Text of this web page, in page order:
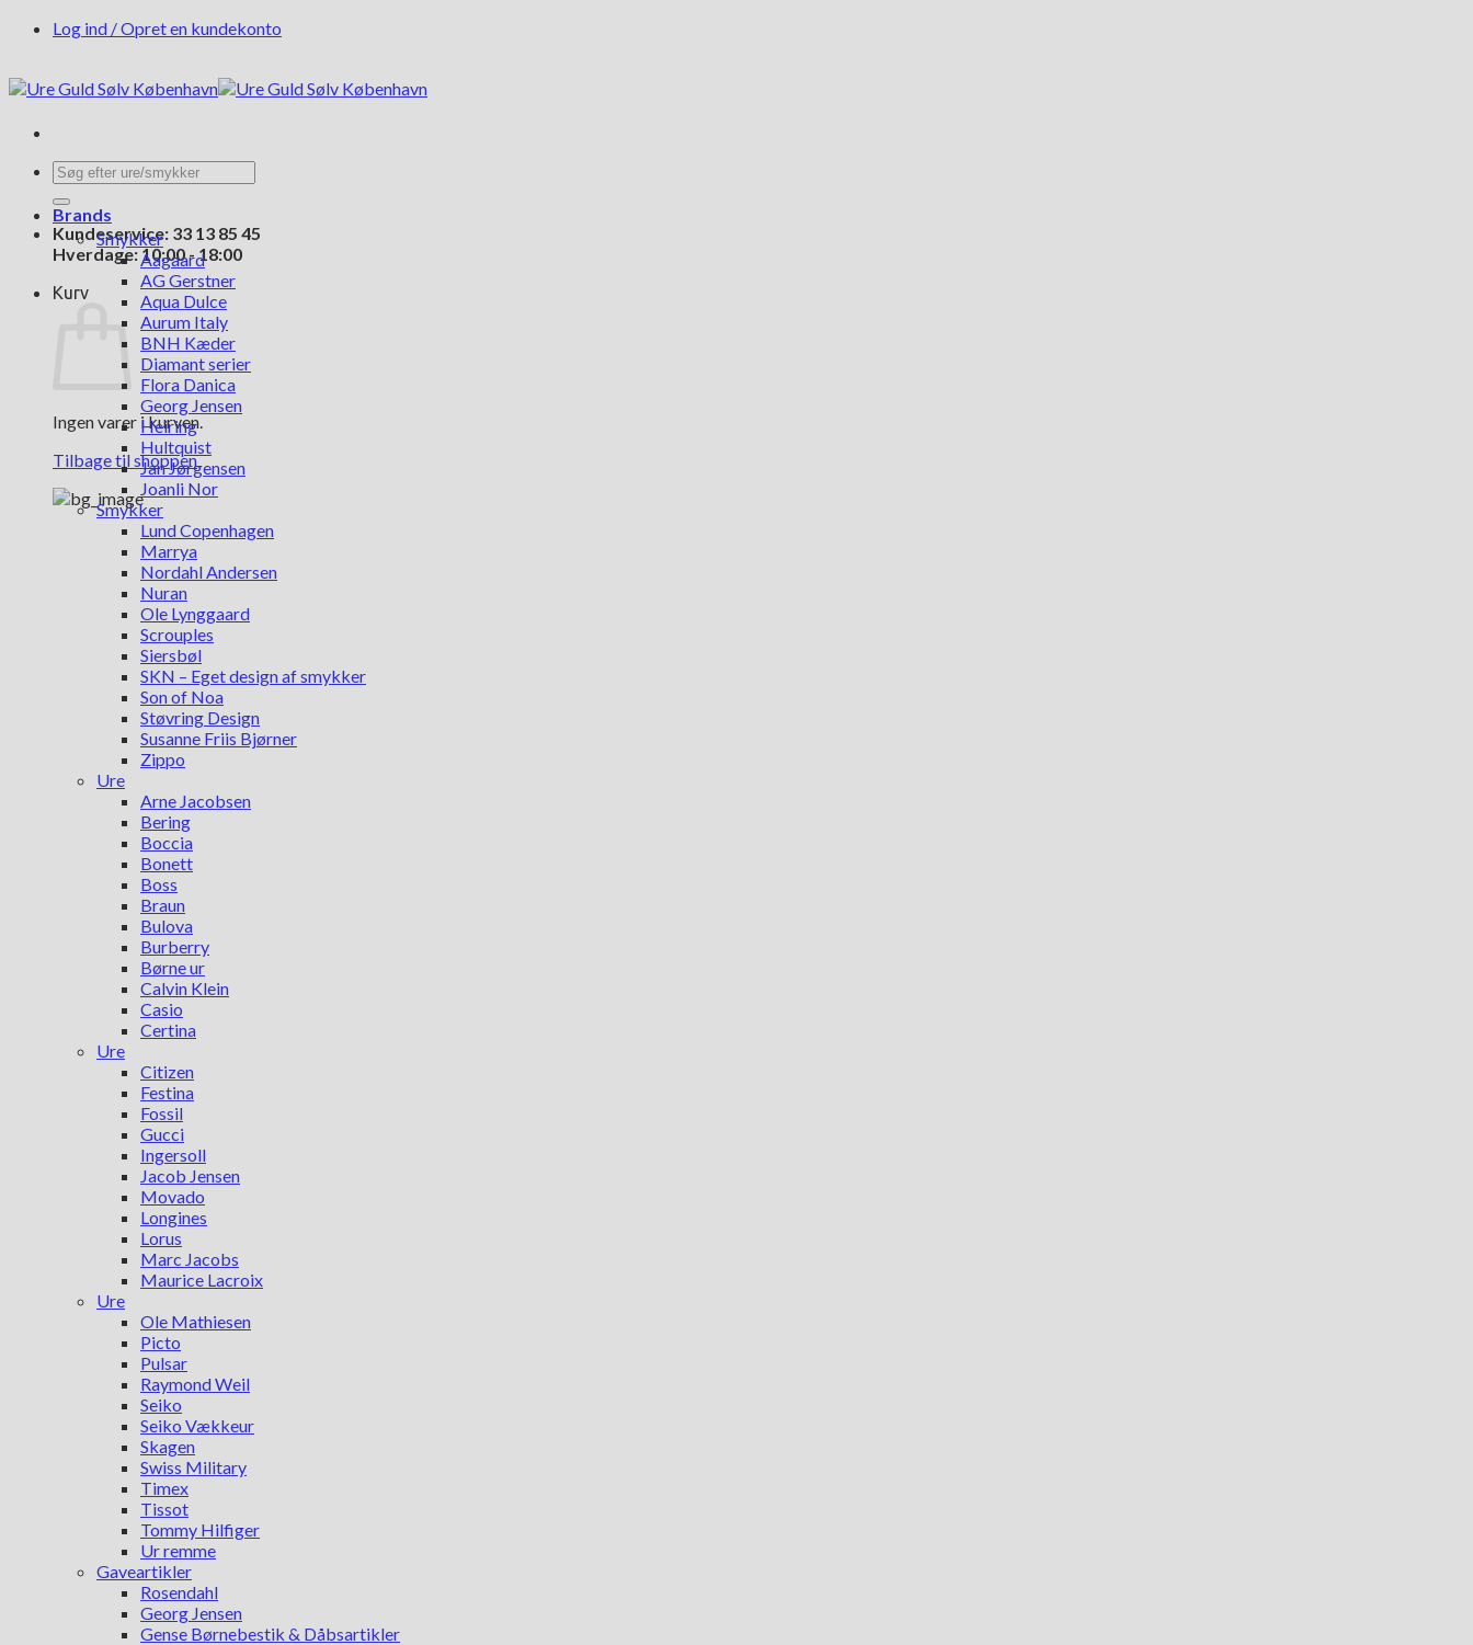
FortsætLog ind / Opret en kundekonto
Søg
efter:
Kundeservice: 33 13 85 45
Hverdage: 10:00 - 18:00
Kurv
Ingen varer i kurven.
Tilbage til shoppen
Brands
Smykker
Aagaard
AG Gerstner
Aqua Dulce
Aurum Italy
BNH Kæder
Diamant serier
Flora Danica
Georg Jensen
Heiring
Hultquist
Jan Jørgensen
Joanli Nor
Smykker
Lund Copenhagen
Marrya
Nordahl Andersen
Nuran
Ole Lynggaard
Scrouples
Siersbøl
SKN – Eget design af smykker
Son of Noa
Støvring Design
Susanne Friis Bjørner
Zippo
Ure
Arne Jacobsen
Bering
Boccia
Bonett
Boss
Braun
Bulova
Burberry
Børne ur
Calvin Klein
Casio
Certina
Ure
Citizen
Festina
Fossil
Gucci
Ingersoll
Jacob Jensen
Movado
Longines
Lorus
Marc Jacobs
Maurice Lacroix
Ure
Ole Mathiesen
Picto
Pulsar
Raymond Weil
Seiko
Seiko Vækkeur
Skagen
Swiss Military
Timex
Tissot
Tommy Hilfiger
Ur remme
Gaveartikler
Rosendahl
Georg Jensen
Gense Børnebestik & Dåbsartikler